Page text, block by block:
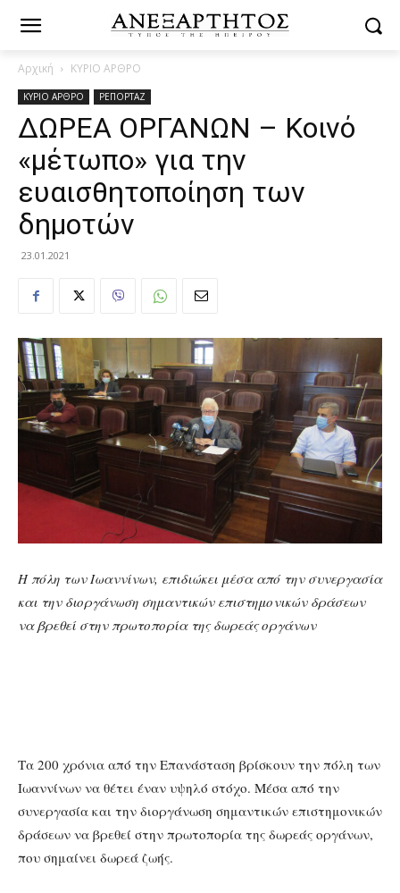
Αρχική ΚΥΡΙΟ ΑΡΘΡΟ
ΚΥΡΙΟ ΑΡΘΡΟ ΡΕΠΟΡΤΑΖ
ΔΩΡΕΑ ΟΡΓΑΝΩΝ – Κοινό
«μέτωπο» για την
ευαισθητοποίηση των
δημοτών
23.01.2021
Η πόλη των Ιωαννίνων, επιδιώκει μέσα από την συνεργασία
και την διοργάνωση σημαντικών επιστημονικών δράσεων
να βρεθεί στην πρωτοπορία της δωρεάς οργάνων
Τα 200 χρόνια από την Επανάσταση βρίσκουν την πόλη των
Ιωαννίνων να θέτει έναν υψηλό στόχο. Μέσα από την
συνεργασία και την διοργάνωση σημαντικών επιστημονικών
δράσεων να βρεθεί στην πρωτοπορία της δωρεάς οργάνων,
που σημαίνει δωρεά ζωής.